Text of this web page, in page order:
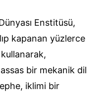
Enstitüsü,
kapanan yüzlerce
bir mekanik dil
iklimi bir